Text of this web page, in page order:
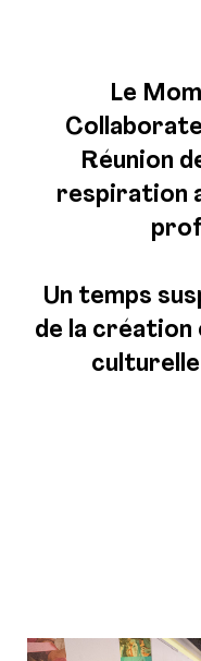
Le
Réunion
respiration
Un temps
de la création